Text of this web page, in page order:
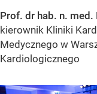
Prof. dr hab. n. med.
kierownik Kliniki
Medycznego w
Kardiologicznego